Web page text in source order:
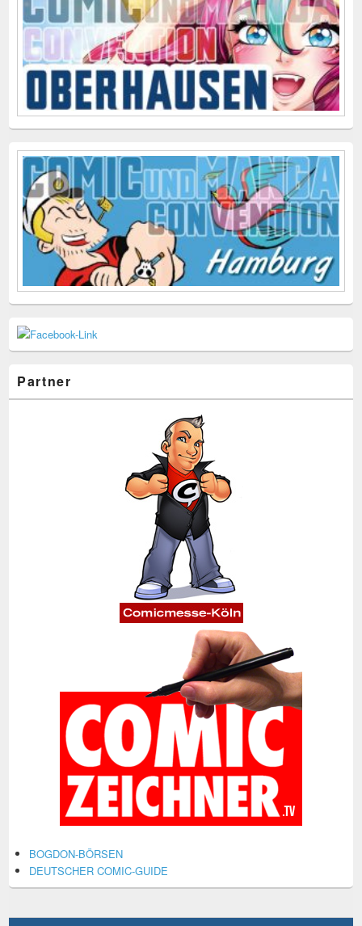
Partner
BOGDON-BÖRSEN
DEUTSCHER COMIC-GUIDE